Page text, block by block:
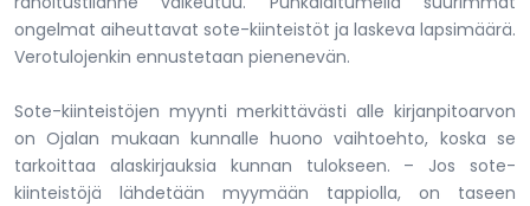
ongelmat aiheuttavat sote-kiinteistöt ja laskeva lapsimäärä.
Verotulojenkin ennustetaan pienenevän.
Sote-kiinteistöjen myynti merkittävästi alle kirjanpitoarvon
on Ojalan mukaan kunnalle huono vaihtoehto, koska se
tarkoittaa alaskirjauksia kunnan tulokseen. – Jos sote-
kiinteistöjä lähdetään myymään tappiolla, on taseen